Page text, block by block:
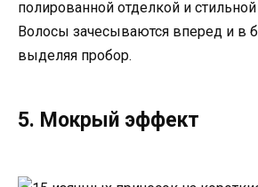
полированной отделкой и
Волосы зачесываются вперед и в
выделяя пробор.
5. Мокрый эффект